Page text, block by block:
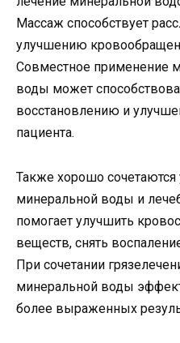
Массаж способствует
улучшению
Совместное применение
воды может
восстановлению и
пациента.
Также хорошо сочетаются
минеральной воды и
помогает улучшить
веществ, снять
При сочетании
минеральной воды
более выраженных